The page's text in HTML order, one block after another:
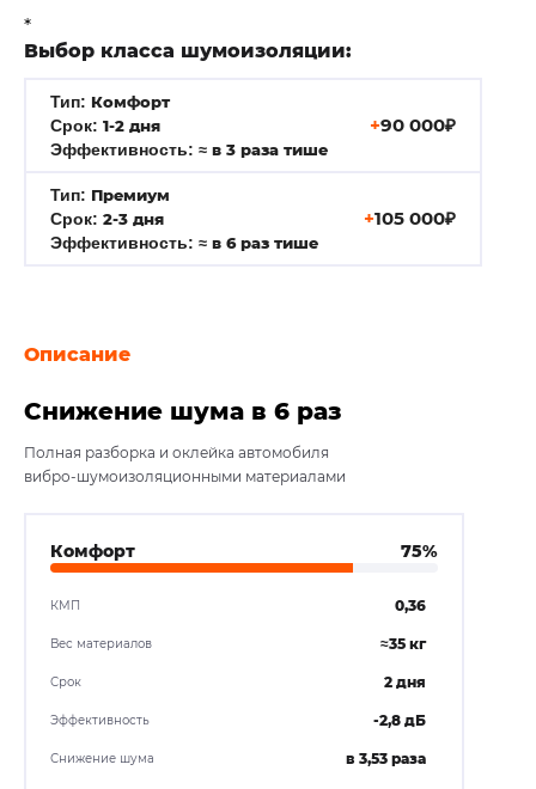
*
Выбор класса шумоизоляции:
Тип: Комфорт
Срок: 1-2 дня
Эффективность: ≈ в 3 раза тише
+90 000₽
Тип: Премиум
Срок: 2-3 дня
Эффективность: ≈ в 6 раз тише
+105 000₽
Описание
Снижение шума в 6 раз
Полная разборка и оклейка автомобиля
вибро-шумоизоляционными материалами
Комфорт 75%
КМП 0,36
Вес материалов ≈35 кг
Срок 2 дня
Эффективность -2,8 дБ
Снижение шума в 3,53 раза